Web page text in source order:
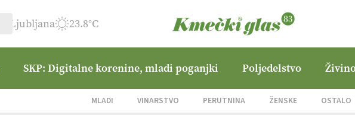
Ljubljana 23.8°C
SKP: Digitalne korenine, mladi poganjki Poljedelstvo
MLADI VINARSTVO PERUTNINA ŽENSKE OSTALO
08:50 Vrt Dvorjane Hills